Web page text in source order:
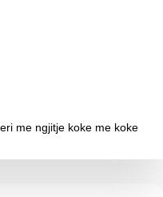
me ngjitje koke me koke